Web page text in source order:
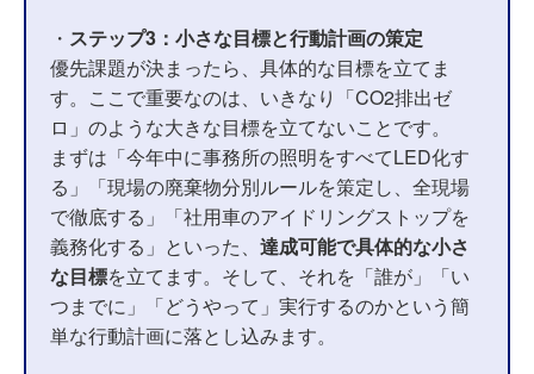
・ ステップ3：小さな目標と行動計画の策定
優先課題が決まったら、具体的な目標を立てま
す。ここで重要なのは、いきなり「CO2排出ゼ
ロ」のような大きな目標を立てないことです。
まずは「今年中に事務所の照明をすべてLED化す
る」「現場の廃棄物分別ルールを策定し、全現場
で徹底する」「社用車のアイドリングストップを
義務化する」といった、 達成可能で具体的な小さ
な目標を立てます。そして、それを「誰が」「い
つまでに」「どうやって」実行するのかという簡
単な行動計画に落とし込みます。